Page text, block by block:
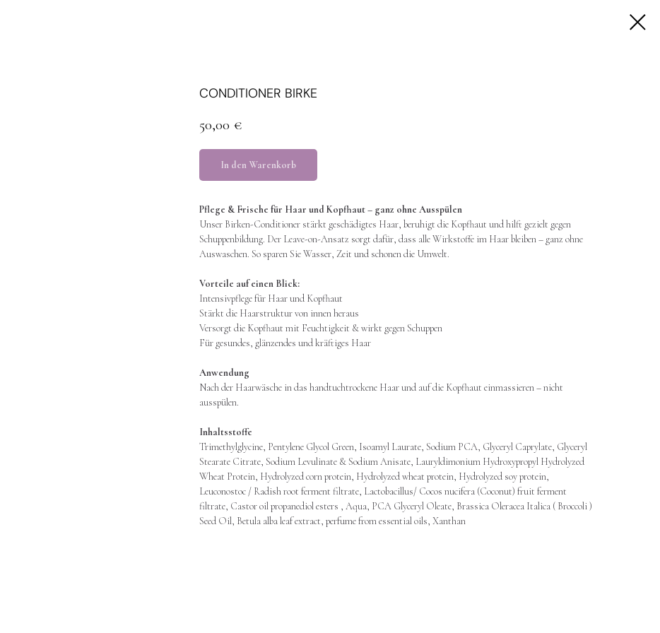
CONDITIONER BIRKE
50,00 €
In den Warenkorb
Pflege & Frische für Haar und Kopfhaut – ganz ohne Ausspülen
Unser Birken-Conditioner stärkt geschädigtes Haar, beruhigt die Kopfhaut und hilft gezielt gegen
Schuppenbildung. Der Leave-on-Ansatz sorgt dafür, dass alle Wirkstoffe im Haar bleiben – ganz ohne
Auswaschen. So sparen Sie Wasser, Zeit und schonen die Umwelt.
Vorteile auf einen Blick:
Intensivpflege für Haar und Kopfhaut
Stärkt die Haarstruktur von innen heraus
Versorgt die Kopfhaut mit Feuchtigkeit & wirkt gegen Schuppen
Für gesundes, glänzendes und kräftiges Haar
Anwendung
Nach der Haarwäsche in das handtuchtrockene Haar und auf die Kopfhaut einmassieren – nicht
ausspülen.
Inhaltsstoffe
Trimethylglycine, Pentylene Glycol Green, Isoamyl Laurate, Sodium PCA, Glyceryl Caprylate, Glyceryl
Stearate Citrate, Sodium Levulinate & Sodium Anisate, Lauryldimonium Hydroxypropyl Hydrolyzed
Wheat Protein, Hydrolyzed corn protein, Hydrolyzed wheat protein, Hydrolyzed soy protein,
Leuconostoc / Radish root ferment filtrate, Lactobacillus/ Cocos nucifera (Coconut) fruit ferment
filtrate, Castor oil propanediol esters , Aqua, PCA Glyceryl Oleate, Brassica Oleracea Italica ( Broccoli )
Seed Oil, Betula alba leaf extract, perfume from essential oils, Xanthan